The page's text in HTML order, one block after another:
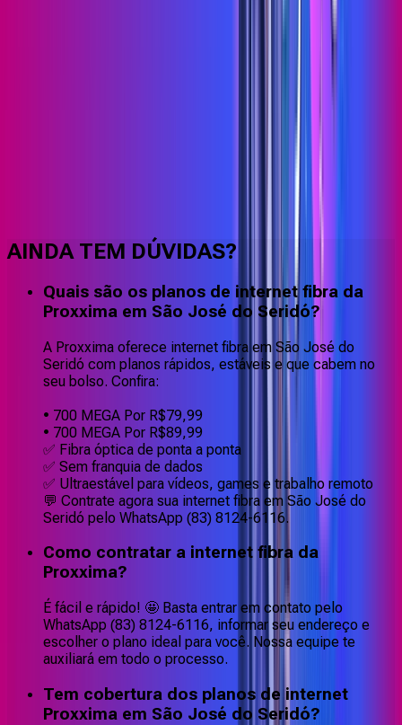
AINDA TEM DÚVIDAS?
Quais são os planos de internet fibra da
Proxxima em São José do Seridó?
A Proxxima oferece internet fibra em São José do
Seridó com planos rápidos, estáveis e que cabem no
seu bolso. Confira:
• 700 MEGA Por R$79,99
• 700 MEGA Por R$89,99
✅ Fibra óptica de ponta a ponta
✅ Sem franquia de dados
✅ Ultraestável para vídeos, games e trabalho remoto
💬 Contrate agora sua internet fibra em São José do
Seridó pelo WhatsApp (83) 8124-6116.
Como contratar a internet fibra da
Proxxima?
É fácil e rápido! 🤩 Basta entrar em contato pelo
WhatsApp (83) 8124-6116, informar seu endereço e
escolher o plano ideal para você. Nossa equipe te
auxiliará em todo o processo.
Tem cobertura dos planos de internet
Proxxima em São José do Seridó?